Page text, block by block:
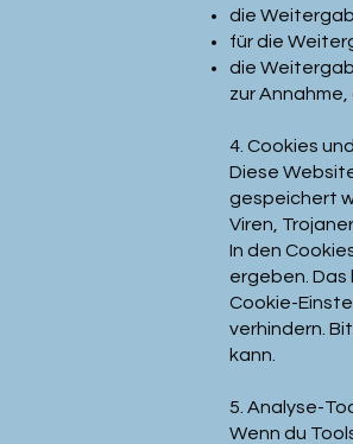
die
für die
die
zur
4. Cookies
Diese
gespeichert
Viren,
In den
ergeben.
Cookie-
verhindern.
kann.
5. Analyse-
Wenn du